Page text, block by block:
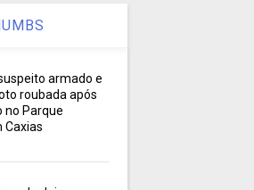
armado e
roubada após
no Parque
Caxias